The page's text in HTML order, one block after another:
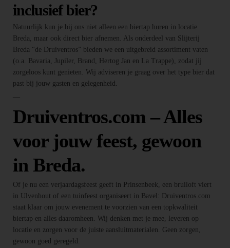
inclusief bier?
Natuurlijk kun je bij ons niet alleen een biertap huren in locatie
Breda, maar ook direct bier afnemen. Als onderdeel van Slijterij
Breda “de Druiventros” bieden we een uitgebreid assortiment vaten
(o.a. Bavaria, Jupiler, Brand, Hertog Jan en La Trappe), zodat jij
zorgeloos kunt genieten. Wij adviseren je graag over het type bier dat
past bij jouw gasten en gelegenheid.
—
Druiventros.com – Alles
voor jouw feest, gewoon
in Breda.
Of je nu een verjaardagsfeest geeft in Prinsenbeek, een bruiloft viert
in Ulvenhout of een tuinfeest organiseert in Bavel: Druiventros.com
staat klaar om jouw evenement te voorzien van een topkwaliteit
biertap en alles daaromheen. Wij denken met je mee, leveren op
locatie en zorgen voor de juiste aansluitmaterialen. Geen zorgen,
gewoon goed geregeld.